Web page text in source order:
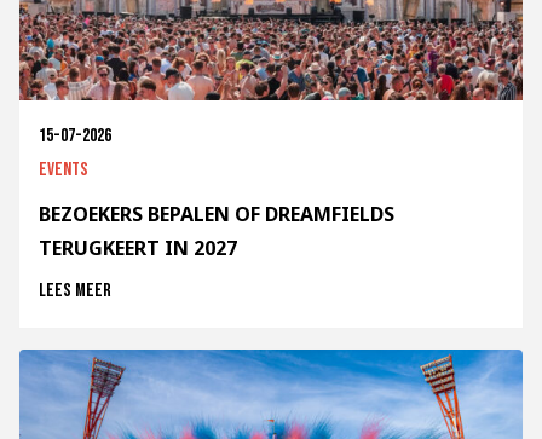
15-07-2026
Events
BEZOEKERS BEPALEN OF DREAMFIELDS
TERUGKEERT IN 2027
Lees meer